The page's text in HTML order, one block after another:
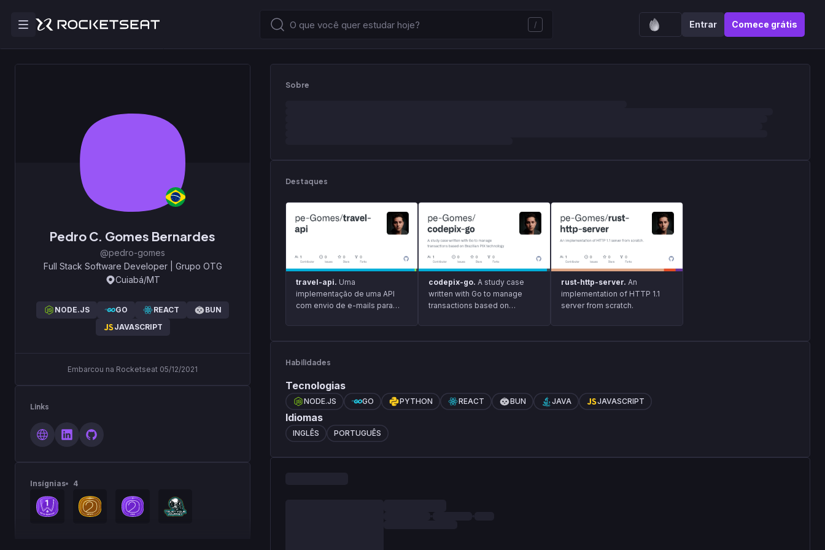
/ Entrar Comece grátis
Pedro C. Gomes Bernardes
@pedro-gomes
Full Stack Software Developer| Grupo OTG
Cuiabá/MT
NODE.JS GO REACT
BUN
JAVASCRIPT
Embarcou na Rocketseat 05/12/2021
Links
Insígnias 4
Sobre
Destaques
travel-api. Uma
implementação de uma API
com envio de e-mails para
codepix-go. A study case
written with Go to manage
transactions based on
rust-http-server. An
implementation of HTTP 1.1
server from scratch.
Habilidades
Tecnologias
NODE.JS GO PYTHON REACT BUN JAVA JAVASCRIPT
Idiomas
INGLÊS PORTUGUÊS